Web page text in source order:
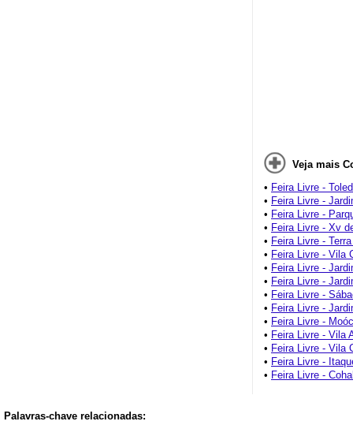
Veja mais
• Feira Livre -
• Feira Livre -
• Feira Livre -
• Feira Livre - Xv
• Feira Livre -
• Feira Livre - Vila
• Feira Livre -
• Feira Livre -
• Feira Livre -
• Feira Livre -
• Feira Livre -
• Feira Livre - Vila
• Feira Livre - Vila
• Feira Livre -
• Feira Livre -
Palavras-chave relacionadas: